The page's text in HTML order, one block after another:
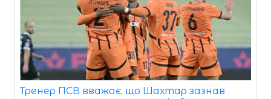
Тренер ПСВ вважає, що Шахтар зазнав